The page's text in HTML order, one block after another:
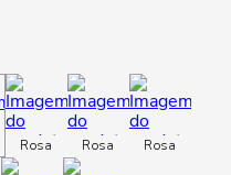
Rosa Rosa Rosa